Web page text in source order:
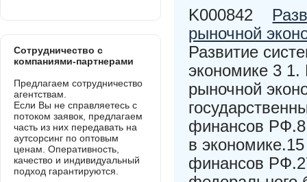
K000842
рыночной
Развитие
экономике 3
рыночной
финансов РФ.8
в
финансов
Сотрудничество с
компаниями-партнерами
Предлагаем сотрудничество
агентствам.
Если Вы не справляетесь с
потоком заявок, предлагаем
часть из них передавать на
аутсорсинг по оптовым
ценам. Оперативность,
качество и индивидуальный
подход гарантируются.